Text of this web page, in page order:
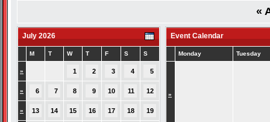
«
July 2026
M T W T F S S
» 1 2 3 4 5
» 6 7 8 9 10 11 12
» 13 14 15 16 17 18 19
Event Calendar
Monday Tuesday
»